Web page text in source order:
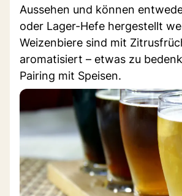
Aussehen und können
oder Lager-Hefe hergestellt
Weizenbiere sind mit
aromatisiert – etwas zu
Pairing mit Speisen.